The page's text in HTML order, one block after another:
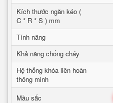
Kích thước ngăn kéo (
C * R * S ) mm
Tính năng
Khả năng chống cháy
Hệ thống khóa liên hoàn
thông minh
Mầu sắc